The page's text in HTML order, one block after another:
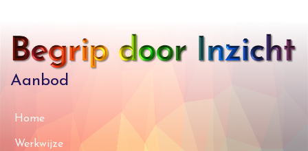
Aanbod
Home
Werkwijze